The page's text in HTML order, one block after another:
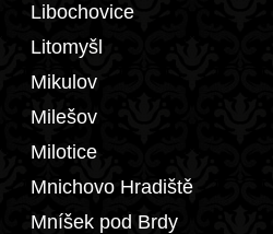
Libochovice
Litomyšl
Mikulov
Milešov
Milotice
Mnichovo Hradiště
Mníšek pod Brdy